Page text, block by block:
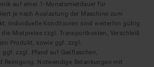
auf einer 1-Monatsmietdauer für
je nach Auslastung der Maschine zum
Individuelle Konditionen sind weiterhin gültig.
Mietpreise zzgl. Transportkosten, Verschleiß
Produkt, sowie ggf. zzgl.
zzgl. Pfand auf Gasflaschen,
Reinigung. Notwendige Betankungen mit